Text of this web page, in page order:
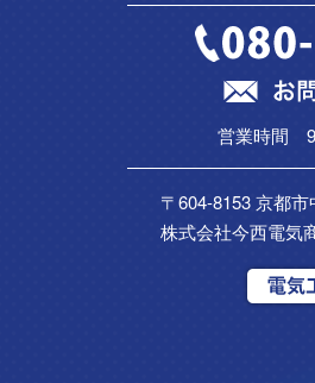
営業時間 9
〒604-8153 京都
株式会社今西電気